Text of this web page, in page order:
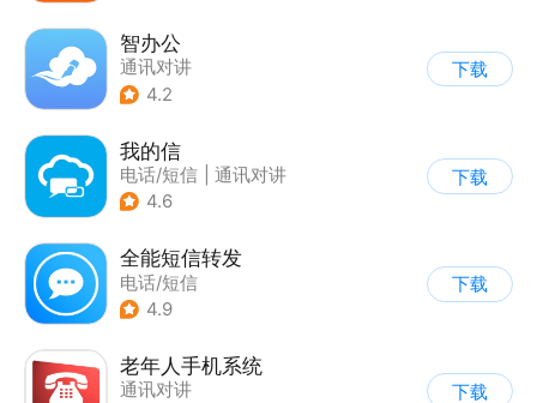
智办公
通讯对讲
4.2
下载
我的信
电话/短信
通讯对讲
4.6
下载
全能短信转发
电话/短信
4.9
下载
老年人手机系统
通讯对讲
下载